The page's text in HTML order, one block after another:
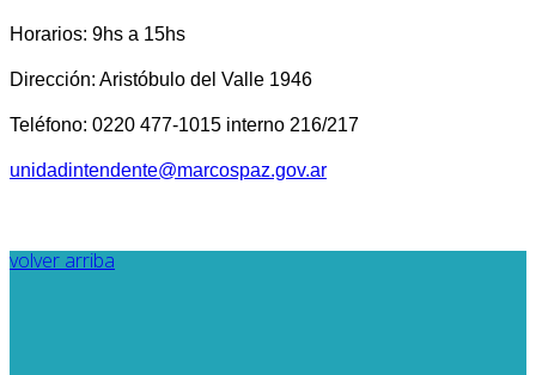
Horarios: 9hs a 15hs
Dirección: Aristóbulo del Valle 1946
Teléfono: 0220 477-1015 interno 216/217
unidadintendente@marcospaz.gov.ar
volver arriba